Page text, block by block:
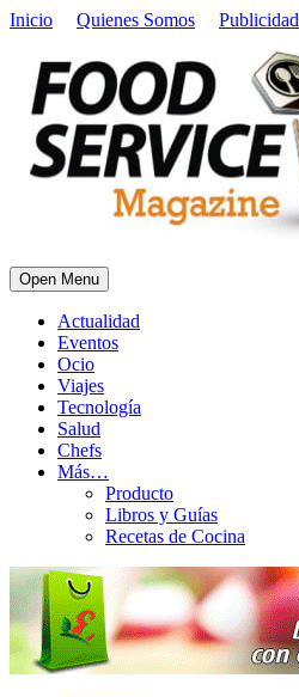
Inicio Quienes Somos Publicidad
Open Menu
Actualidad
Eventos
Ocio
Viajes
Tecnología
Salud
Chefs
Más…
Producto
Libros y Guías
Recetas de Cocina